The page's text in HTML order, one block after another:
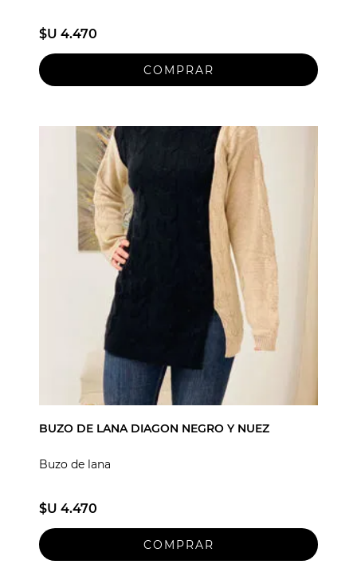
$U 4.470
BUZO DE LANA DIAGON NEGRO Y NUEZ
Buzo de lana
$U 4.470